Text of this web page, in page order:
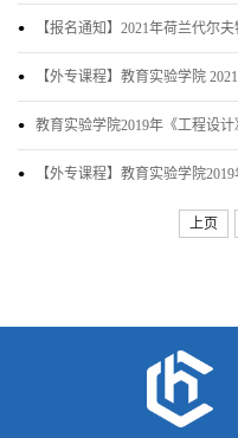
【报名通知】2021年荷兰代尔
上页